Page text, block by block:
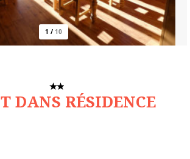
1 / 10
DANS RÉSIDENCE